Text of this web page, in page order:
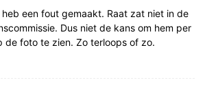
heb een fout gemaakt. Raat zat niet in de
Dus niet de kans om hem per
de foto te zien. Zo terloops of zo.